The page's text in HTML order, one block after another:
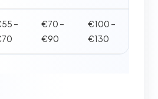
–
€70 –
€90
€100 –
€130